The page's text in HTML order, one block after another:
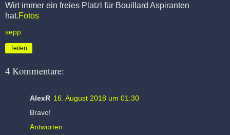
Wirt immer ein freies Platzl für Bouillard Aspiranten
hat.Fotos
sepp
Teilen
4 Kommentare:
AlexR 16. August 2018 um 01:30
Bravo!
Antworten